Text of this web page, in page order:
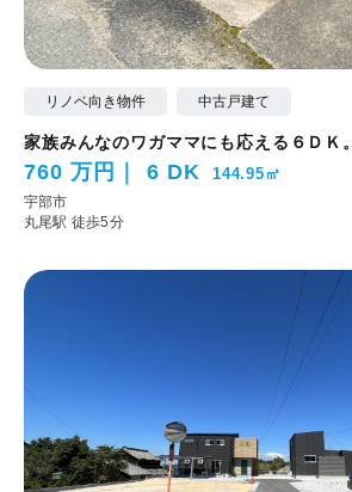
リノベ向き物件 中古戸建て
家族みんなのワガママにも応える６ＤＫ。
760 万円 6 DK 144.95㎡
宇部市
丸尾駅 徒歩5分